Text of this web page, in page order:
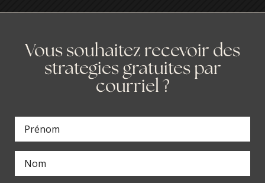
Vous souhaitez recevoir des
strategies gratuites par
courriel ?